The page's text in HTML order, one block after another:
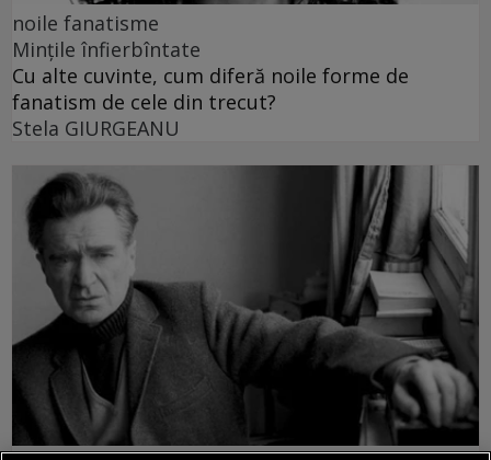
noile fanatisme
Mințile înfierbîntate
Cu alte cuvinte, cum diferă noile forme de
fanatism de cele din trecut?
Stela GIURGEANU